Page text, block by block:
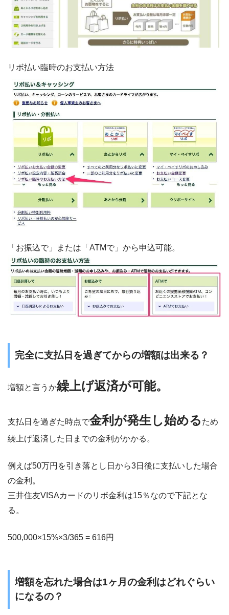
リボ払い臨時のお支払い方法
「お振込で」または「ATMで」から申込可能。
完全に支払日を過ぎてからの増額は出来る？
増額と言うか繰上げ返済が可能。
支払日を過ぎた時点で金利が発生し始める ため
繰上げ返済した日までの金利がかかる。
例えば50万円を引き落とし日から3日後に支払いした場合
の金利。
三井住友VISAカードのリボ金利は15％なので下記とな
る。
500,000×15%×3/365 = 616円
増額を忘れた場合は1ヶ月の金利はどれぐらい
になるの？